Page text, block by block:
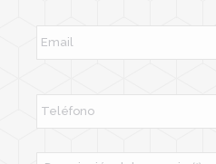
em
e
fM